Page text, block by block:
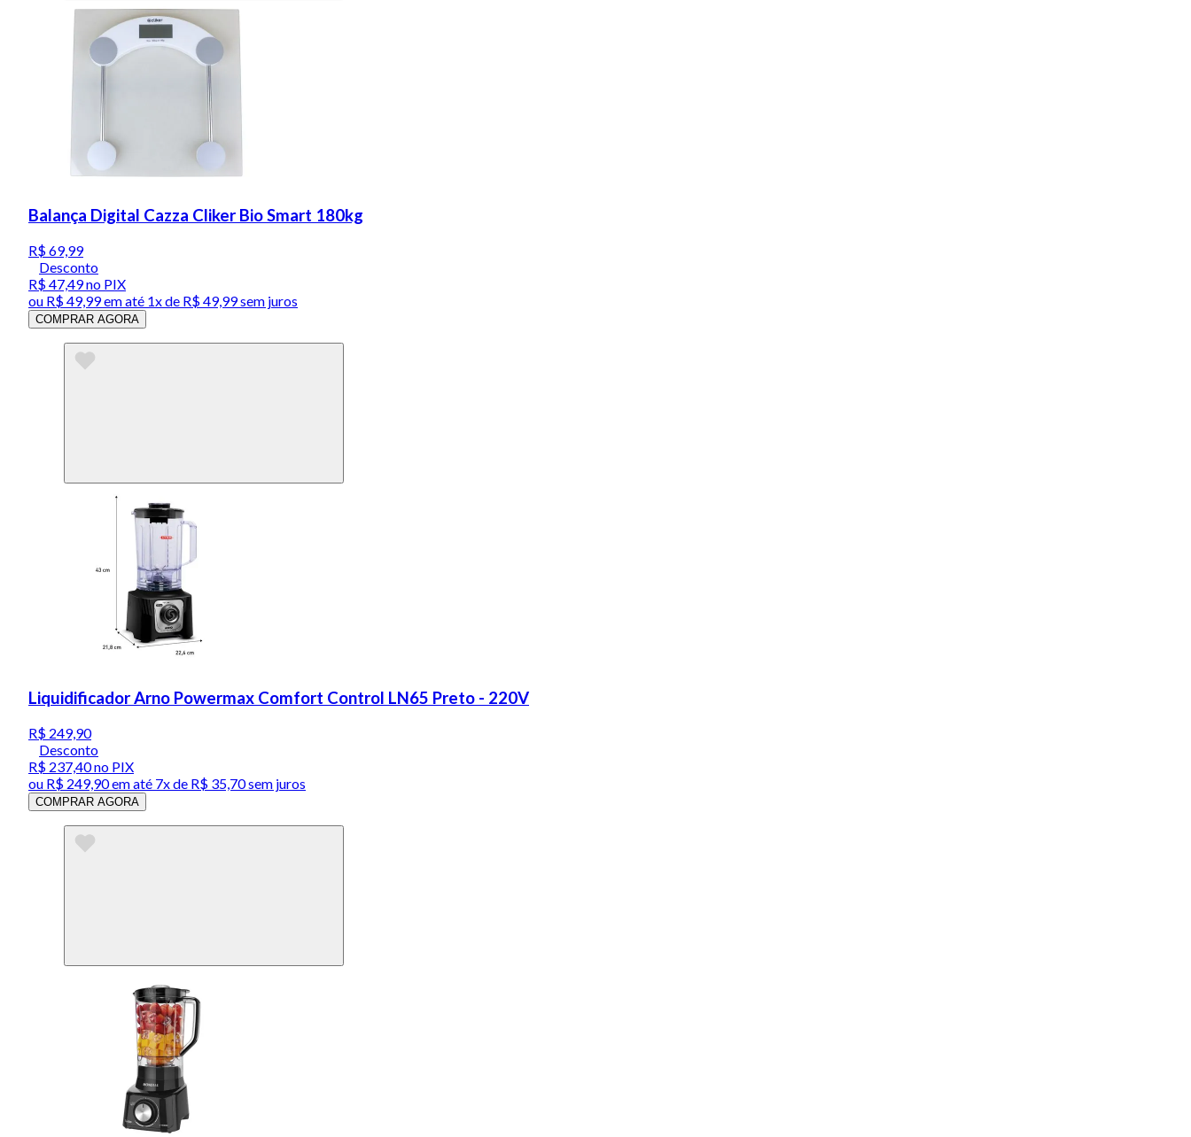
Balança Digital Cazza Cliker Bio Smart 180kg
R$ 69,99
Desconto
R$ 47,49no PIX
ou R$ 49,99em até 1x de R$ 49,99sem juros
COMPRAR AGORA
Liquidificador Arno Powermax Comfort Control LN65 Preto - 220V
R$ 249,90
Desconto
R$ 237,40no PIX
ou R$ 249,90em até 7x de R$ 35,70 sem juros
COMPRAR AGORA